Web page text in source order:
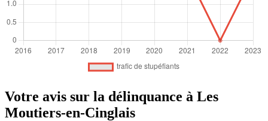
Votre avis sur la délinquance à Les
Moutiers-en-Cinglais